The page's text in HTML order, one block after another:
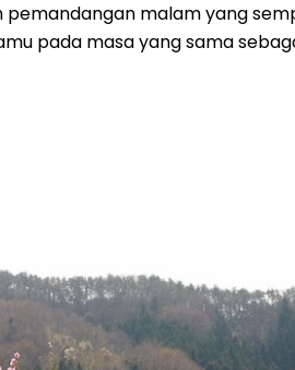
pemandangan malam yang
pada masa yang sama